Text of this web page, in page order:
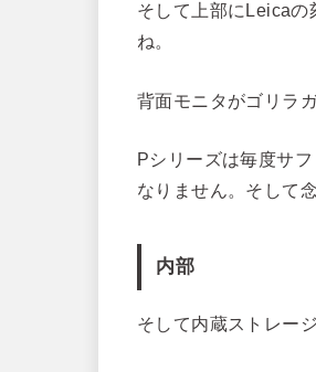
そして上部にLeicaの
ね。
背面モニタがゴリラ
Pシリーズは毎度サ
なりません。そして
内部
そして内蔵ストレー